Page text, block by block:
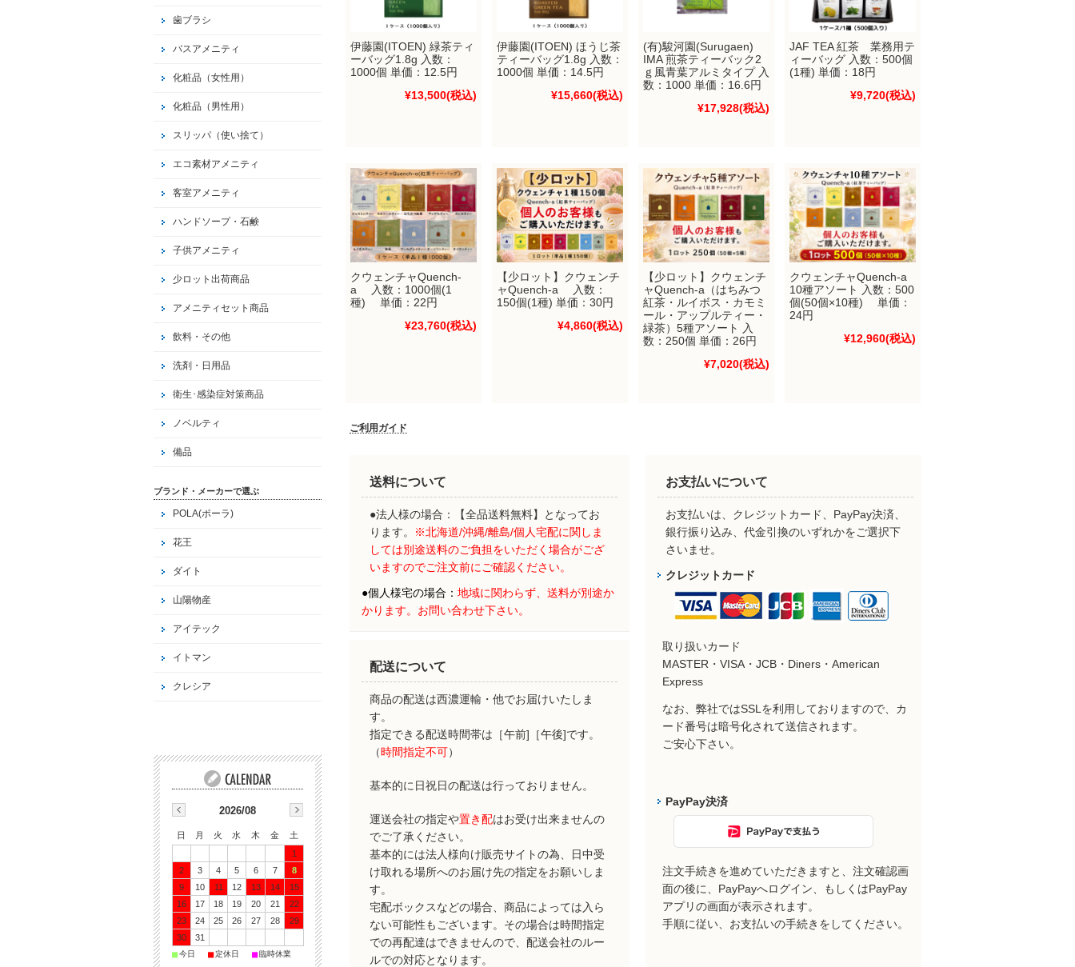
伊藤園(ITOEN) 緑茶ティ
ーバッグ1.8g 入数：
1000個 単価：12.5円
¥13,500(税込)
伊藤園(ITOEN) ほうじ茶
ティーバッグ1.8g 入数：
1000個 単価：14.5円
¥15,660(税込)
(有)駿河園(Surugaen)
IMA 煎茶ティーバック2
ｇ風青葉アルミタイプ 入
数：1000 単価：16.6円
¥17,928(税込)
JAF TEA 紅茶 業務用テ
ィーバッグ 入数：500個
(1種) 単価：18円
¥9,720(税込)
クウェンチャQuench-
a 入数：1000個(1
種) 単価：22円
¥23,760(税込)
【少ロット】クウェンチ
ャQuench-a 入数：
150個(1種) 単価：30円
¥4,860(税込)
【少ロット】クウェンチ
ャQuench-a（はちみつ
紅茶・ルイボス・カモミ
ール・アップルティー・
緑茶）5種アソート 入
数：250個 単価：26円
¥7,020(税込)
クウェンチャQuench-a
10種アソート 入数：500
個(50個×10種) 単価：
24円
¥12,960(税込)
ご利用ガイド
送料について
●法人様の場合：【全品送料無料】となってお
ります。
※北海道/沖縄/離島/個人宅配に関しま
しては別途送料のご負担をいただく場合がござ
いますのでご注文前にご確認ください。
●個人様宅の場合： 地域に関わらず、 送料が別途か
かります。お問い合わせ下さい。
配送について
商品の配送は西濃運輸・他でお届けいたしま
す。
指定できる配送時間帯は［午前]［午後]です。
（時間指定不可）
基本的に日祝日の配送は行っておりません。
運送会社の指定や置き配はお受け出来ませんの
でご了承ください。
基本的には法人様向け販売サイトの為、日中受
け取れる場所へのお届け先の指定をお願いしま
す。
宅配ボックスなどの場合、商品によっては入ら
ない可能性もございます。その場合は時間指定
での再配達はできませんので、配送会社のルー
ルでの対応となります。
お支払いについて
お支払いは、クレジットカード、PayPay決済、
銀行振り込み、代金引換のいずれかをご選択下
さいませ。
クレジットカード
取り扱いカード
MASTER・VISA・JCB・Diners・American
Express
なお、弊社ではSSLを利用しておりますので、カ
ード番号は暗号化されて送信されます。
ご安心下さい。
PayPay決済
注文手続きを進めていただきますと、注文確認画
面の後に、PayPayへログイン、もしくはPayPay
アプリの画面が表示されます。
手順に従い、お支払いの手続きをしてください。
歯ブラシ
バスアメニティ
化粧品（女性用）
化粧品（男性用）
スリッパ（使い捨て）
エコ素材アメニティ
客室アメニティ
ハンドソープ・石鹸
子供アメニティ
少ロット出荷商品
アメニティセット商品
飲料・その他
洗剤・日用品
衛生･感染症対策商品
ノベルティ
備品
ブランド・メーカーで選ぶ
POLA(ポーラ)
花王
ダイト
山陽物産
アイテック
イトマン
クレシア
2026/08
日 月 火 水 木 金
土
1
2
3 4 5 6 7
8
9
10 11 12 13 14
15
16
17 18 19 20 21
22
23
24 25 26 27 28
29
30
31
■今日 ■定休日 ■臨時休業